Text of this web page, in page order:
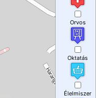
Orvos
Oktatás
Élelmiszer